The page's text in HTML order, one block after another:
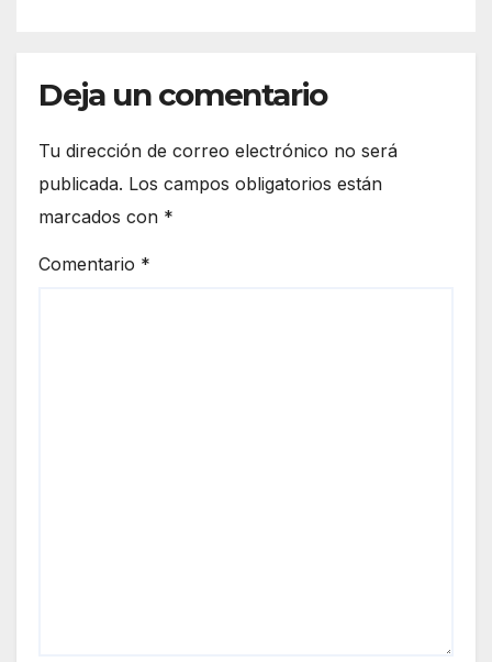
Deja un comentario
Tu dirección de correo electrónico no será
publicada. Los campos obligatorios están
marcados con *
Comentario *